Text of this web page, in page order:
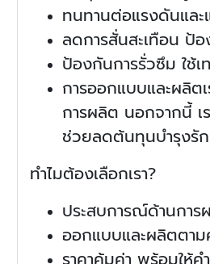
ทนทานต่อแรงดันแล
ลดการสั่นสะเทือน ป้
ป้องกันการรั่วซึม ใช้
การออกแบบและผลิต
การผลิต นอกจากนี้ เ
ช่วยลดต้นทุนบำรุงรั
ทำไมต้องเลือกเรา?
ประสบการณ์ด้านกา
ออกแบบและผลิตตา